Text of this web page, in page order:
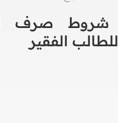
شروط صرف
للطالب الفقير